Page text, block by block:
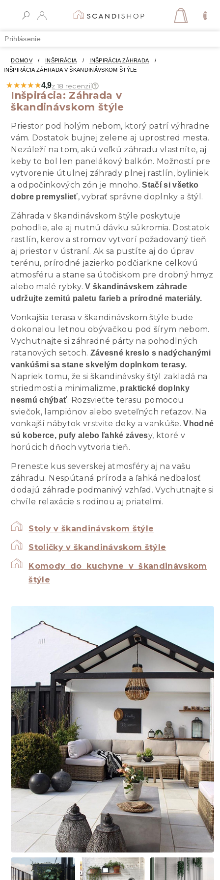
Prihlásenie
DOMOV / INŠPIRÁCIA / INŠPIRÁCIA ZÁHRADA
/
INŠPIRÁCIA ZÁHRADA V ŠKANDINÁVSKOM ŠTÝLE
★★★★★
★★★★★4,9z 18 recenzií
Inšpirácia: Záhrada v
škandinávskom štýle
Priestor pod holým nebom, ktorý patrí výhradne
vám. Dostatok bujnej zelene aj uprostred mesta.
Nezáleží na tom, akú veľkú záhradu vlastníte, aj
keby to bol len panelákový balkón. Možností pre
vytvorenie útulnej záhrady plnej rastlín, byliniek
a odpočinkových zón je mnoho.Stačí si všetko
dobre premyslieť, vybrať správne doplnky a štýl.
Záhrada v škandinávskom štýle poskytuje
pohodlie, ale aj nutnú dávku súkromia. Dostatok
rastlín, kerov a stromov vytvorí požadovaný tieň
aj priestor v ústraní. Ak sa pustíte aj do úprav
terénu, prírodné jazierko podčiarkne celkovú
atmosféru a stane sa útočiskom pre drobný hmyz
alebo malé rybky.V škandinávskem záhrade
udržujte zemitú paletu farieb a prírodné materiály.
Vonkajšia terasa v škandinávskom štýle bude
dokonalou letnou obývačkou pod šírym nebom.
Vychutnajte si záhradné párty na pohodlných
ratanových setoch. Závesné kreslo s nadýchanými
vankúšmi sa stane skvelým doplnkom terasy.
Napriek tomu, že si škandinávsky štýl zakladá na
striedmosti a minimalizme,praktické doplnky
nesmú chýbať. Rozsvieťte terasu pomocou
sviečok, lampiónov alebo sveteľných reťazov. Na
vonkajší nábytok vrstvite deky a vankúše.Vhodné
sú koberce, pufy alebo ľahké závesy, ktoré v
horúcich dňoch vytvoria tieň.
Preneste kus severskej atmosféry aj na vašu
záhradu. Nespútaná príroda a ľahká nedbalosť
dodajú záhrade podmanivý vzhľad. Vychutnajte si
chvíle relaxácie s rodinou aj priateľmi.
Stoly v škandinávskom štýle
Stoličky v škandinávskom štýle
Komody do kuchyne v škandinávskom
štýle